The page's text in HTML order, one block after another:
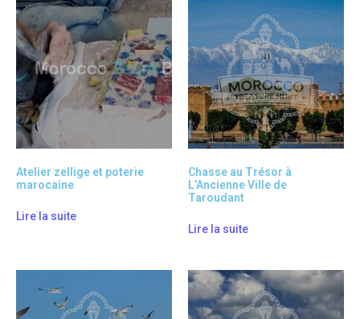
Atelier zellige et poterie
marocaine
Lire la suite
Chasse au Trésor à
L’Ancienne Ville de
Taroudant
Lire la suite